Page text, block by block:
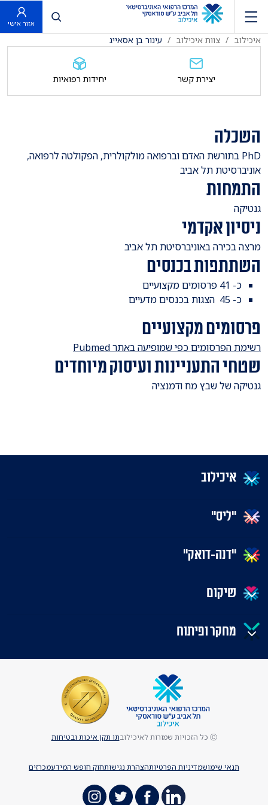
פתח חיפוש
אזור אישי
איכילוב צוות איכילוב עינור בן אסאייג
השכלה
​PhD בתורשת האדם וברפואה מולקולרית, הפקולטה לרפואה,
אוניברסיטת תל אביב
התמחות
​גנטיקה
ניסיון אקדמי
​מרצה בכירה באוניברסיטת תל אביב
השתתפות בכנסים
כ- 41 פרסומים מקצועיים
כ- 45 הצגות בכנסים מדעיים
פרסומים מקצועיים
​רשימת הפרסומים כפי שמופיעה באתר Pubmed
שטחי התעניינות ועיסוק מיוחדים
​גנטיקה של שבץ מח ודמנציה
יצירת קשר יחידות רפואיות
איכילוב
"ליס"
"דנה-דואק"
שיקום
מחקר ופיתוח
תנאי שימושמדיניות הפרטיותהצהרת נגישותחוק חופש המידעמכרזים
Ⓒ כל הזכויות שמורות לאיכילוב תו תקן איכות ובטיחות